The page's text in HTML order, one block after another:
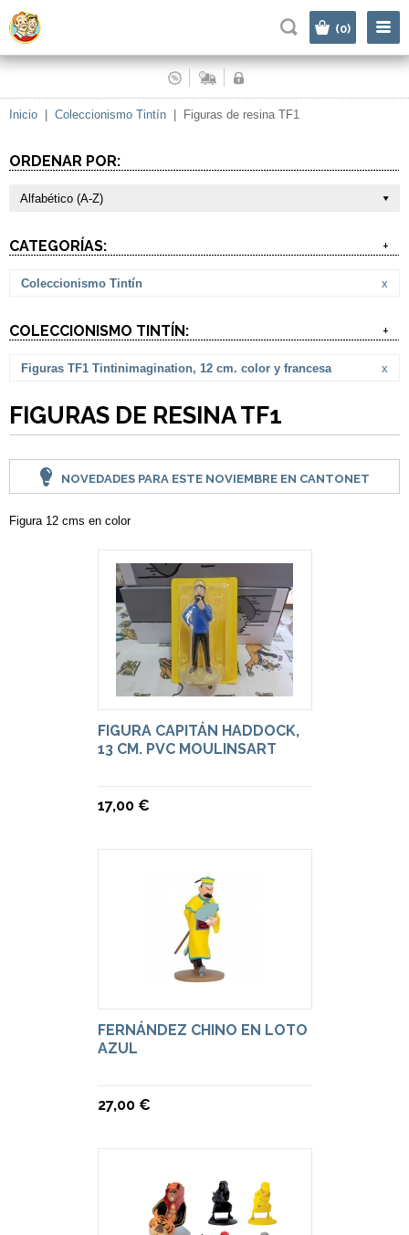
(0)
Inicio Coleccionismo Tintín Figuras de resina TF1
ORDENAR POR:
Alfabético (A-Z)
CATEGORÍAS: +
Coleccionismo Tintín x
COLECCIONISMO TINTÍN: +
Figuras TF1 Tintinimagination, 12 cm. color y francesa x
FIGURAS DE RESINA TF1
NOVEDADES PARA ESTE NOVIEMBRE EN CANTONET
Figura 12 cms en color
FIGURA CAPITÁN HADDOCK,
13 CM. PVC MOULINSART
17,00 €
FERNÁNDEZ CHINO EN LOTO
AZUL
27,00 €